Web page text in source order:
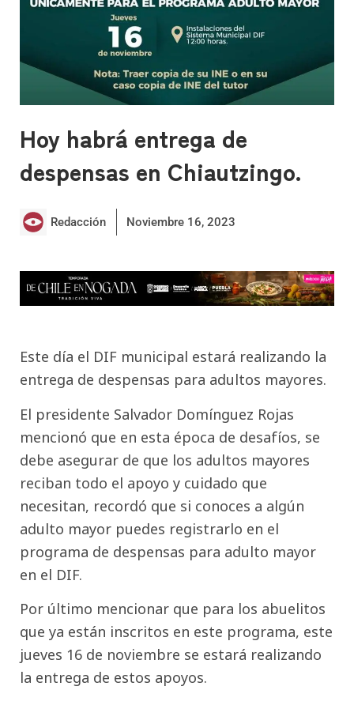
Hoy habrá entrega de
despensas en Chiautzingo.
Redacción Noviembre 16, 2023
Este día el DIF municipal estará realizando la
entrega de despensas para adultos mayores.
El presidente Salvador Domínguez Rojas
mencionó que en esta época de desafíos, se
debe asegurar de que los adultos mayores
reciban todo el apoyo y cuidado que
necesitan, recordó que si conoces a algún
adulto mayor puedes registrarlo en el
programa de despensas para adulto mayor
en el DIF.
Por último mencionar que para los abuelitos
que ya están inscritos en este programa, este
jueves 16 de noviembre se estará realizando
la entrega de estos apoyos.